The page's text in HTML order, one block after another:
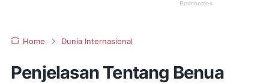
Home Dunia Internasional
Penjelasan Tentang Benua